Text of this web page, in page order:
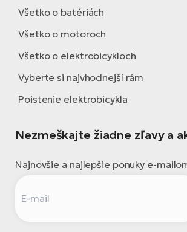
Všetko o batériách
Všetko o motoroch
Všetko o elektrobicykloch
Vyberte si najvhodnejší rám
Poistenie elektrobicykla
Nezmeškajte žiadne zľavy a
Najnovšie a najlepšie ponuky e-